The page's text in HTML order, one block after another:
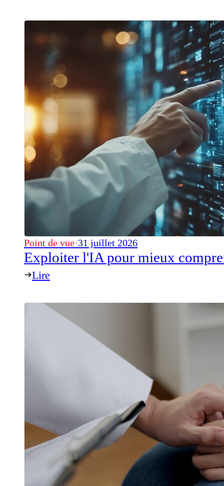
Point de vue·31 juillet 2026
Exploiter l'IA pour mieux
Lire